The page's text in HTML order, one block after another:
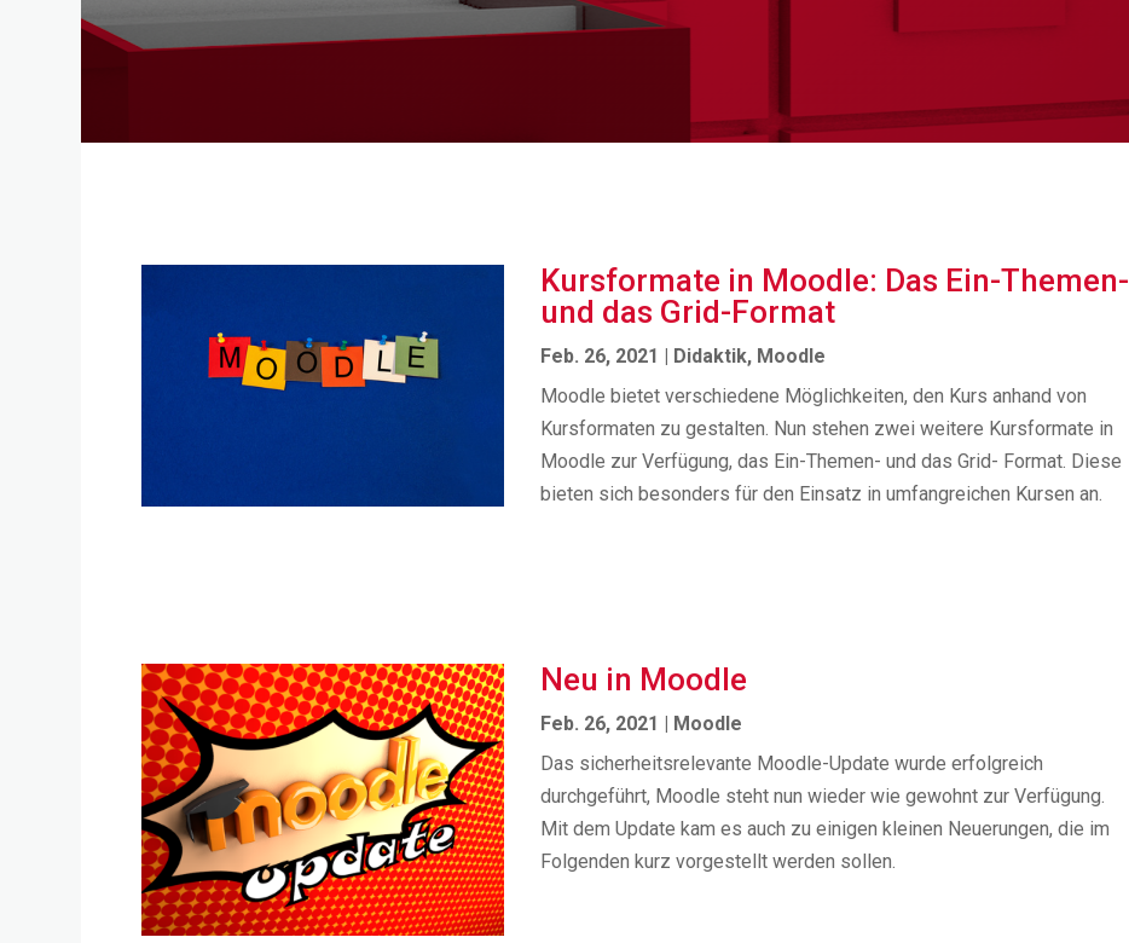
Kursformate in Moodle: Das Ein-Themen-
und das Grid-Format
Feb. 26, 2021 | Didaktik, Moodle
Moodle bietet verschiedene Möglichkeiten, den Kurs anhand von
Kursformaten zu gestalten. Nun stehen zwei weitere Kursformate in
Moodle zur Verfügung, das Ein-Themen- und das Grid- Format. Diese
bieten sich besonders für den Einsatz in umfangreichen Kursen an.
Neu in Moodle
Feb. 26, 2021
Moodle
Das sicherheitsrelevante Moodle-Update wurde erfolgreich
durchgeführt, Moodle steht nun wieder wie gewohnt zur Verfügung.
Mit dem Update kam es auch zu einigen kleinen Neuerungen, die im
Folgenden kurz vorgestellt werden sollen.